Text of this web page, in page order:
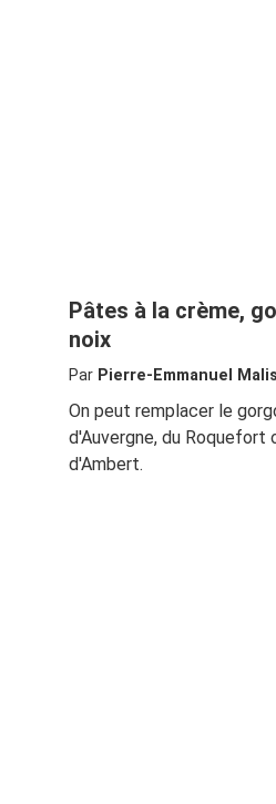
Pâtes à la crème,
noix
Par Pierre-Emmanuel
On peut remplacer le
d'Auvergne, du Roquefort
d'Ambert.